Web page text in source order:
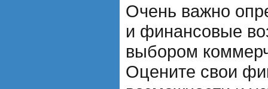
Очень важно
и финансовые
выбором
Оцените свои